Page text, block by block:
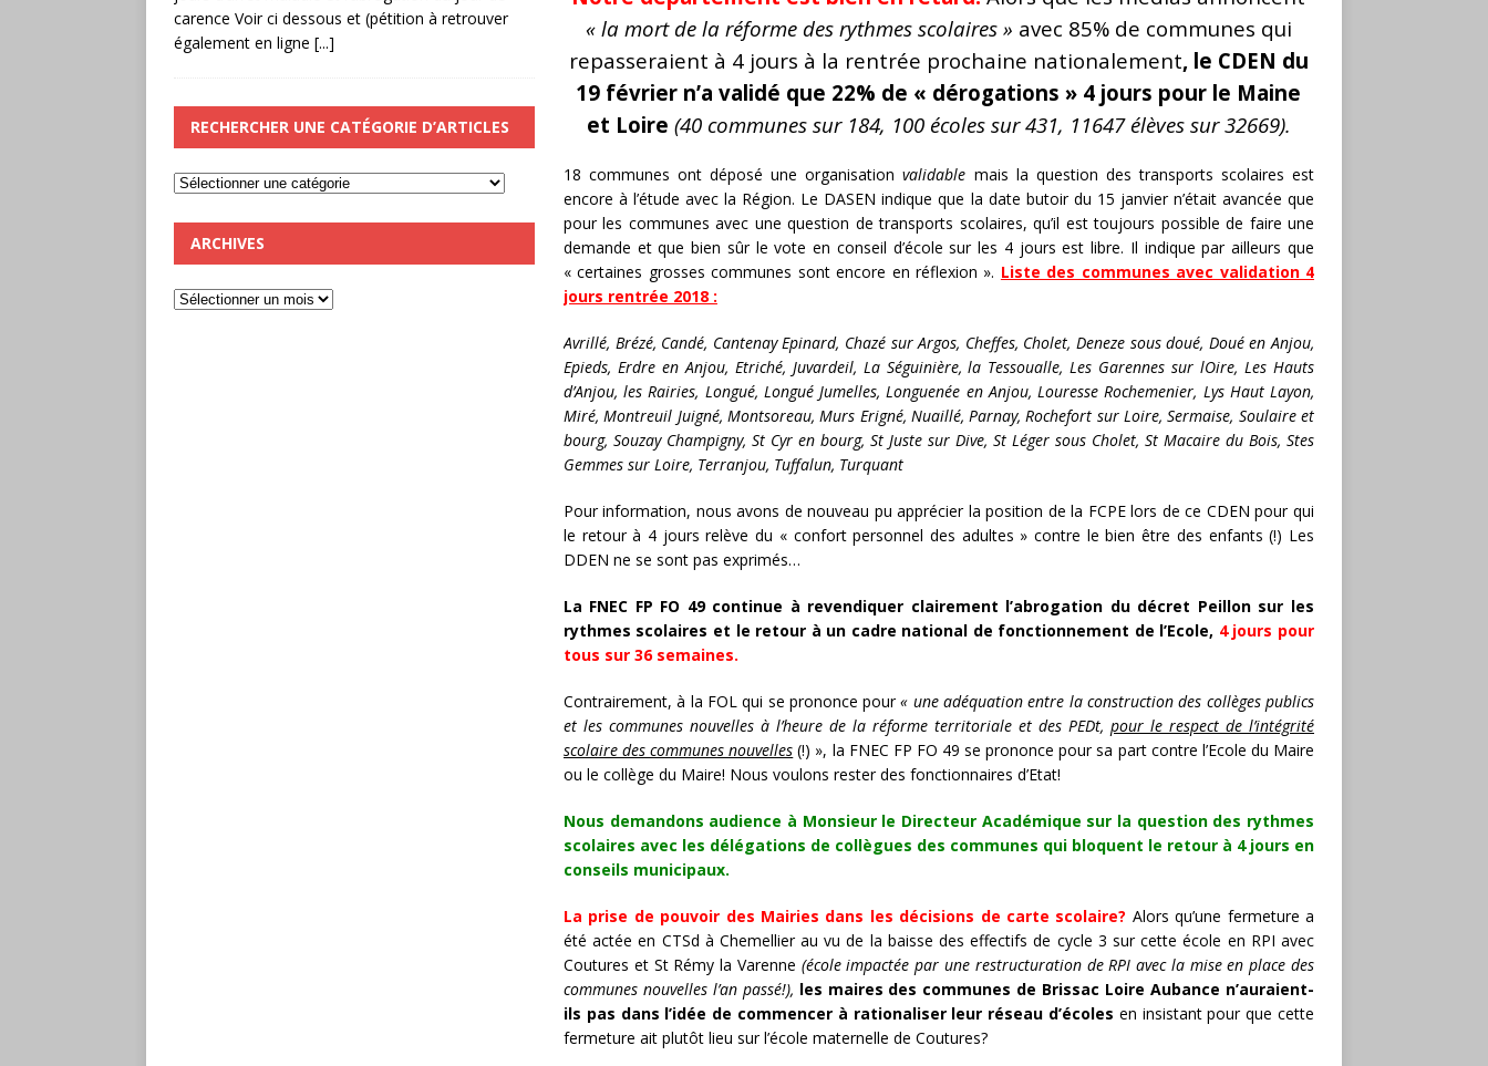
« la mort de la réforme des rythmes scolaires » avec 85% de communes qui
repasseraient à 4 jours à la rentrée prochaine nationalement, le CDEN du
19 février n’a validé que 22% de « dérogations » 4 jours pour le Maine
et Loire (40 communes sur 184, 100 écoles sur 431, 11647 élèves sur 32669).
18 communes ont déposé une organisationvalidable mais la question des transports scolaires est
encore à l’étude avec la Région. Le DASEN indique que la date butoir du 15 janvier n’était avancée que
pour les communes avec une question de transports scolaires, qu’il est toujours possible de faire une
demande et que bien sûr le vote en conseil d’école sur les 4 jours est libre. Il indique par ailleurs que
« certaines grosses communes sont encore en réflexion ». Liste des communes avec validation 4
jours rentrée 2018 :
Avrillé, Brézé, Candé, Cantenay Epinard, Chazé sur Argos, Cheffes, Cholet, Deneze sous doué, Doué en Anjou,
Epieds, Erdre en Anjou, Etriché, Juvardeil, La Séguinière, la Tessoualle, Les Garennes sur lOire, Les Hauts
d’Anjou, les Rairies, Longué, Longué Jumelles, Longuenée en Anjou, Louresse Rochemenier, Lys Haut Layon,
Miré, Montreuil Juigné, Montsoreau, Murs Erigné, Nuaillé, Parnay, Rochefort sur Loire, Sermaise, Soulaire et
bourg, Souzay Champigny, St Cyr en bourg, St Juste sur Dive, St Léger sous Cholet, St Macaire du Bois, Stes
Gemmes sur Loire, Terranjou, Tuffalun, Turquant
Pour information, nous avons de nouveau pu apprécier la position de la FCPE lors de ce CDEN pour qui
le retour à 4 jours relève du « confort personnel des adultes » contre le bien être des enfants (!) Les
DDEN ne se sont pas exprimés…
La FNEC FP FO 49 continue à revendiquer clairement l’abrogation du décret Peillon sur les
rythmes scolaires et le retour à un cadre national de fonctionnement de l’Ecole, 4 jours pour
tous sur 36 semaines.
Contrairement, à la FOL qui se prononce pour« une adéquation entre la construction des collèges publics
et les communes nouvelles à l’heure de la réforme territoriale et des PEDt, pour le respect de l’intégrité
scolaire des communes nouvelles (!) », la FNEC FP FO 49 se prononce pour sa part contre l’Ecole du Maire
ou le collège du Maire! Nous voulons rester des fonctionnaires d’Etat!
Nous demandons audience à Monsieur le Directeur Académique sur la question des rythmes
scolaires avec les délégations de collègues des communes qui bloquent le retour à 4 jours en
conseils municipaux.
La prise de pouvoir des Mairies dans les décisions de carte scolaire? Alors qu’une fermeture a
été actée en CTSd à Chemellier au vu de la baisse des effectifs de cycle 3 sur cette école en RPI avec
Coutures et St Rémy la Varenne (école impactée par une restructuration de RPI avec la mise en place des
communes nouvelles l’an passé!), les maires des communes de Brissac Loire Aubance n’auraient-
ils pas dans l’idée de commencer à rationaliser leur réseau d’écoles en insistant pour que cette
fermeture ait plutôt lieu sur l’école maternelle de Coutures?
carence Voir ci dessous et (pétition à retrouver
également en ligne [...]
RECHERCHER UNE CATÉGORIE D’ARTICLES
ARCHIVES